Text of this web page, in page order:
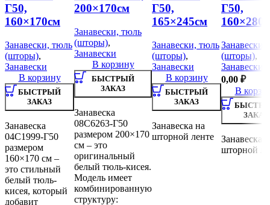
Г50,
160×170см
Занавески, тюль
(шторы),
Занавески
В корзину
БЫСТРЫЙ
ЗАКАЗ
Занавеска
04С1999-Г50
размером
160×170 см –
это стильный
белый тюль-
кисея, который
добавит
200×170см
Занавески, тюль
(шторы),
Занавески
В корзину
БЫСТРЫЙ
ЗАКАЗ
Занавеска
08С6263-Г50
размером 200×170
см – это
оригинальный
белый тюль-кисея.
Модель имеет
комбинированную
структуру:
Г50,
165×245см
Занавески, тюль
(шторы),
Занавески
В корзину
БЫСТРЫЙ
ЗАКАЗ
Занавеска на
шторной ленте
Г50,
Занавески,
(шторы),
Занавески
0,00 ₽
В
ЗАКАЗ
Занавеска
шторной